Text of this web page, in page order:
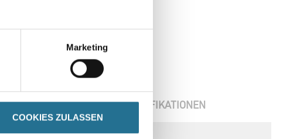
Marketing
COOKIES ZULASSEN
DATENBLÄTTER SPEZIFIKATIONEN